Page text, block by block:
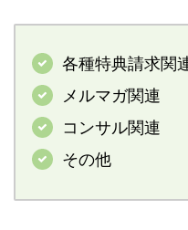
各種特典請求関
メルマガ関連
コンサル関連
その他